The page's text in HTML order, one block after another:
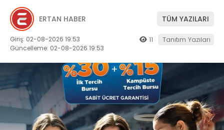
ERTAN HABER TÜM YAZILARI
Giriş: 02-08-2026 19:53
Güncelleme: 02-08-2026 19:53
11 Tanıtım Yazıları